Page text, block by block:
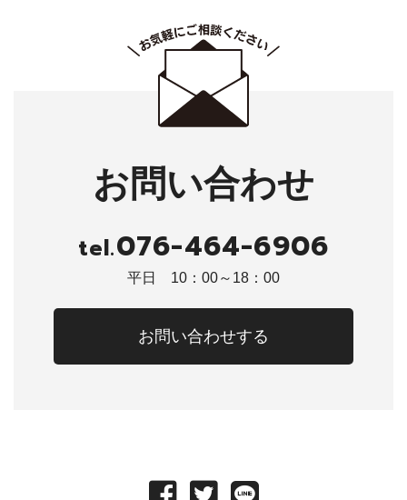
お問い合わせ
tel.076-464-6906
平日 10：00～18：00
お問い合わせする